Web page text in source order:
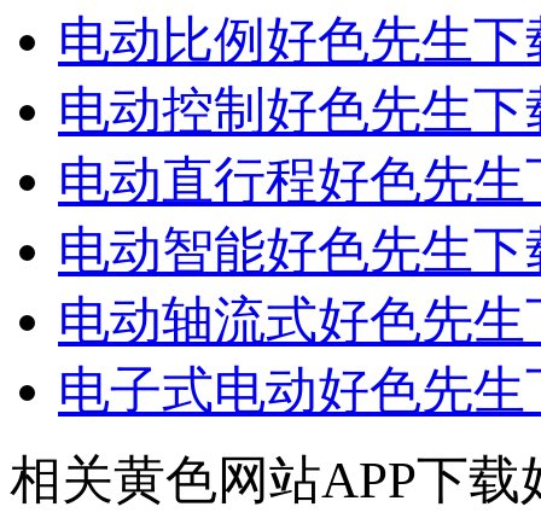
电动比例好色先生
电动控制好色先生
电动直行程好色先
电动智能好色先生
电动轴流式好色先
电子式电动好色先
相关黄色网站APP下载